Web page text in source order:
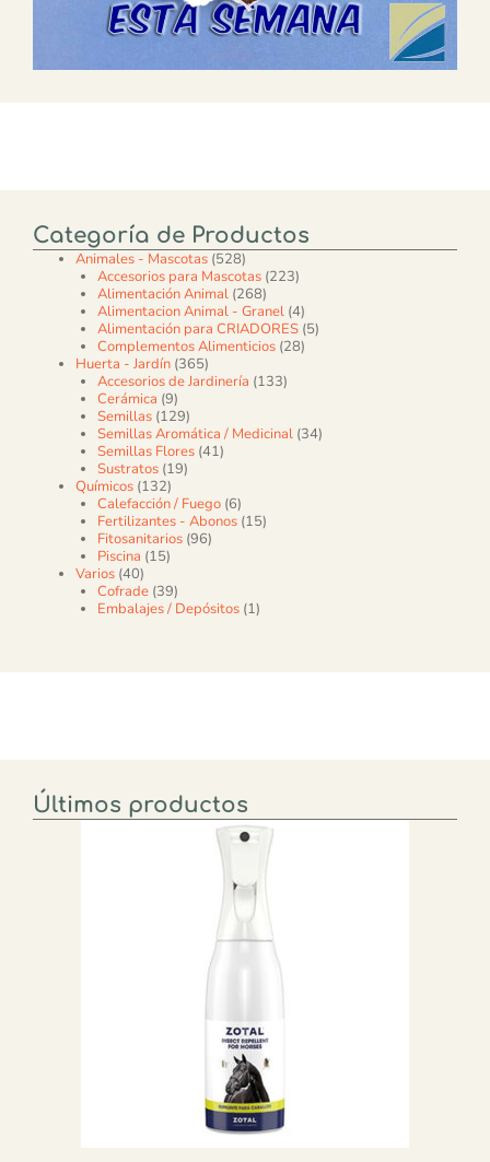
Categoría de Productos
Animales - Mascotas 528528 productos
Accesorios para Mascotas 223223 productos
Alimentación Animal 268268 productos
Alimentacion Animal - Granel 44 productos
Alimentación para CRIADORES 55 productos
Complementos Alimenticios 2828 productos
Huerta - Jardín 365365 productos
Accesorios de Jardinería 133133 productos
Cerámica 99 productos
Semillas 129129 productos
Semillas Aromática / Medicinal 3434 productos
Semillas Flores 4141 productos
Sustratos 1919 productos
Químicos 132132 productos
Calefacción / Fuego 66 productos
Fertilizantes - Abonos 1515 productos
Fitosanitarios 9696 productos
Piscina 1515 productos
Varios 4040 productos
Cofrade 3939 productos
Embalajes / Depósitos 11 producto
Últimos productos